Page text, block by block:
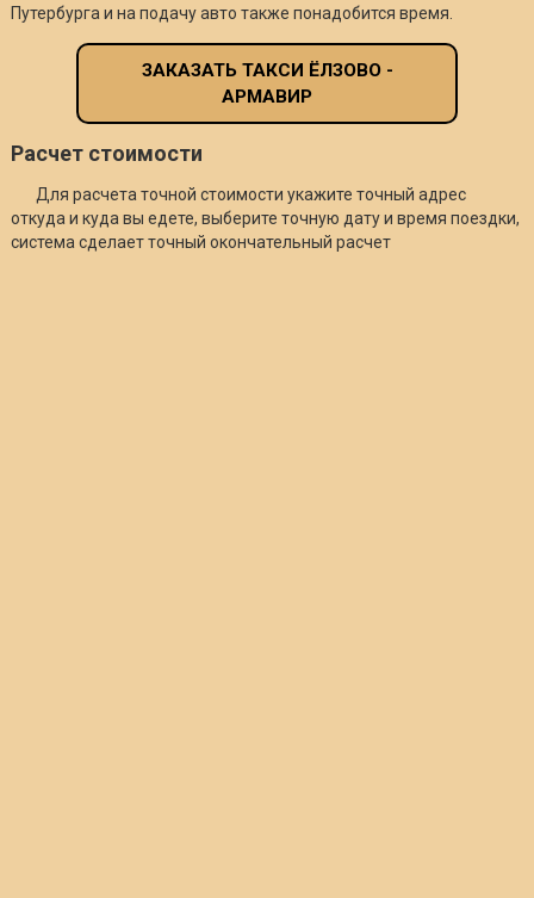
Путербурга и на подачу авто также понадобится время.
ЗАКАЗАТЬ ТАКСИ ЁЛЗОВО -
АРМАВИР
Расчет стоимости
Для расчета точной стоимости укажите точный адрес
откуда и куда вы едете, выберите точную дату и время поездки,
система сделает точный окончательный расчет